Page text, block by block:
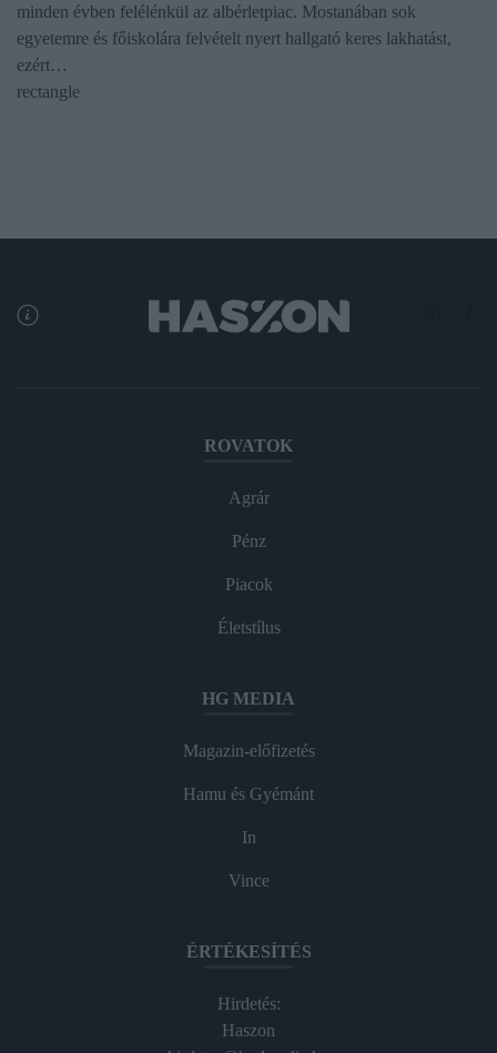
minden évben felélénkül az albérletpiac. Mostanában sok
egyetemre és főiskolára felvételt nyert hallgató keres lakhatást,
ezért…
rectangle
ROVATOK
Agrár
Pénz
Piacok
Életstílus
HG MEDIA
Magazin-előfizetés
Hamu és Gyémánt
In
Vince
ÉRTÉKESÍTÉS
Hirdetés:
Haszon